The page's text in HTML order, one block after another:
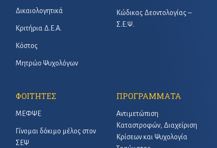
Κώδικας Δεοντολογίας –
Σ.Ε.Ψ.
Δικαιολογητικά
Κριτήρια Δ.Ε.Α.
Κόστος
Μητρώο Ψυχολόγων
ΦΟΙΤΗΤΕΣ
ΜΕΦΨΕ
Γίνομαι δόκιμο μέλος στον
ΣΕΨ
ΠΡΟΓΡΑΜΜΑΤΑ
Αντιμετώπιση
Καταστροφών, Διαχείριση
Κρίσεων και Ψυχολογία